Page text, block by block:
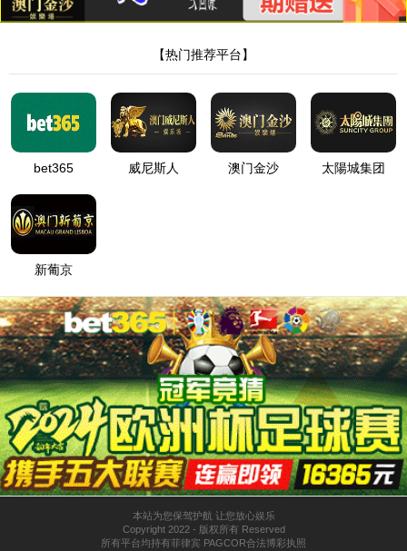
新闻动态
新闻分类 
祝贺太阳集团tyc33455公司为胡主席阅兵车设计制造
2009年10月1日，国庆60周年大阅兵，胡锦涛总书记阅兵时乘
坐的红旗CA-7600J，HQE 全防弹车，该轿车的液压助力转向器为太
阳集团tyc33455公司3016 转向器；受阅装备方阵的引导车全部是东
风猛士军用越野车（悍马），该车的方向机为太阳集团tyc33455公
司生产的SB8062.2循环球液压助力方向机。
上一篇：杭州太阳集团tyc33455汽车方向机有限公司国家高技术产业发展项目通过验收
掌握“方向机”的人(摘自中国汽车报)